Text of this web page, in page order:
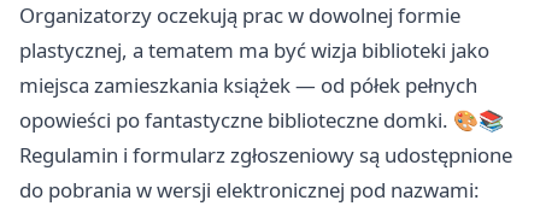
Organizatorzy oczekują prac w dowolnej formie
plastycznej, a tematem ma być wizja biblioteki jako
miejsca zamieszkania książek — od półek pełnych
opowieści po fantastyczne biblioteczne domki. 🎨📚
Regulamin i formularz zgłoszeniowy są udostępnione
do pobrania w wersji elektronicznej pod nazwami: